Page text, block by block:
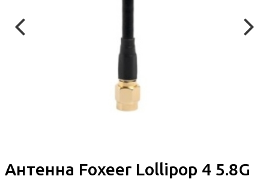
Антенна Foxeer Lollipop 4 5.8G